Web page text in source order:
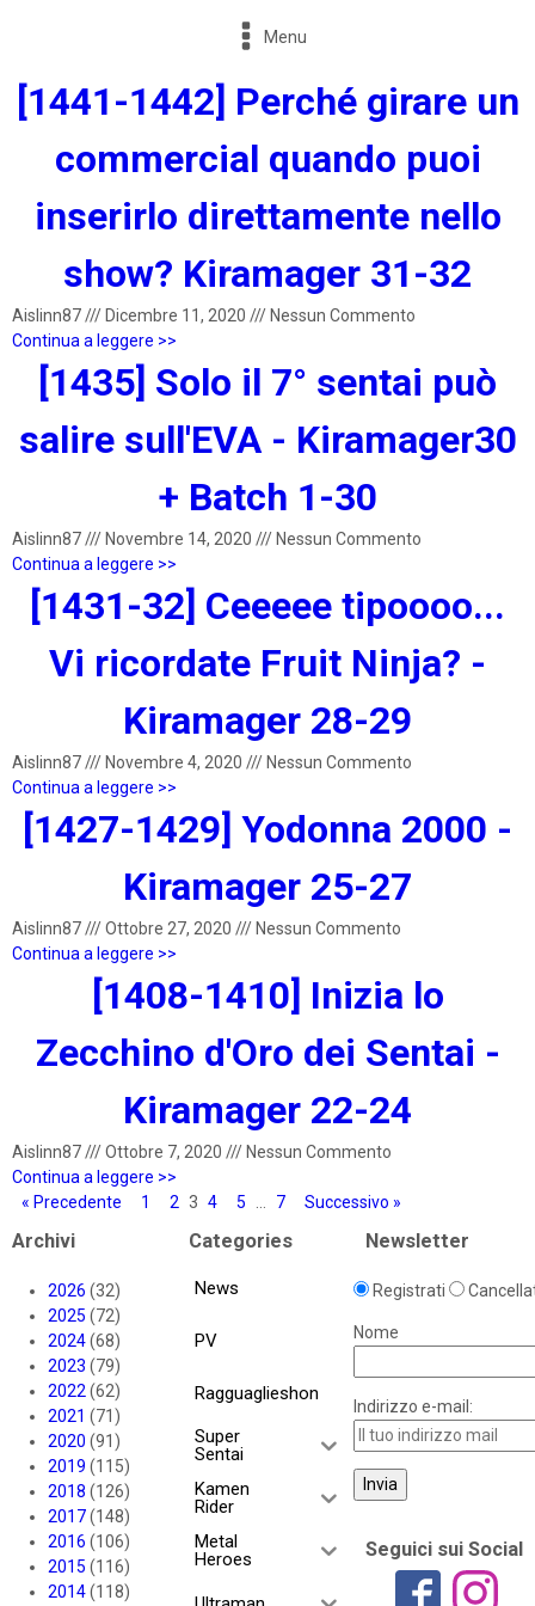
Menu
[1441-1442] Perché girare un
commercial quando puoi
inserirlo direttamente nello
show? Kiramager 31-32
Aislinn87/// Dicembre 11, 2020 /// Nessun Commento
Continua a leggere >>
[1435] Solo il 7° sentai può
salire sull'EVA - Kiramager30
+ Batch 1-30
Aislinn87/// Novembre 14, 2020 /// Nessun Commento
Continua a leggere >>
[1431-32] Ceeeee tipoooo...
Vi ricordate Fruit Ninja? -
Kiramager 28-29
Aislinn87/// Novembre 4, 2020 /// Nessun Commento
Continua a leggere >>
[1427-1429] Yodonna 2000 -
Kiramager 25-27
Aislinn87///Ottobre 27, 2020 /// Nessun Commento
Continua a leggere >>
[1408-1410] Inizia lo
Zecchino d'Oro dei Sentai -
Kiramager 22-24
Aislinn87///Ottobre 7, 2020 /// Nessun Commento
Continua a leggere >>
« Precedente
1 2 3 4 5 7 Successivo »
Archivi
2026 (32)
2025 (72)
2024(68)
2023 (79)
2022 (62)
2021 (71)
2020 (91)
2019 (115)
2018 (126)
2017(148)
2016 (106)
2015 (116)
2014(118)
Categories
News
PV
Ragguaglieshon
Super
Sentai
Kamen
Rider
Metal
Heroes
Newsletter
Registrati
Nome
Indirizzo e-mail:
Seguici sui Social